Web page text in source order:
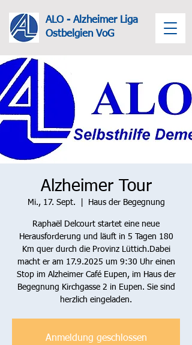
ALO - Alzheimer Liga
Ostbelgien VoG
Alzheimer Tour
Mi., 17. Sept. Haus der Begegnung
Raphaël Delcourt startet eine neue
Herausforderung und läuft in 5 Tagen 180
Km quer durch die Provinz Lüttich.Dabei
macht er am 17.9.2025 um 9:30 Uhr einen
Stop im Alzheimer Café Eupen, im Haus der
Begegnung Kirchgasse 2 in Eupen. Sie sind
herzlich eingeladen.
Anmeldung geschlossen